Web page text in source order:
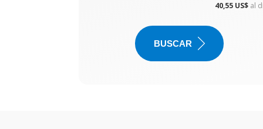
40,55 US$ al
BUSCAR